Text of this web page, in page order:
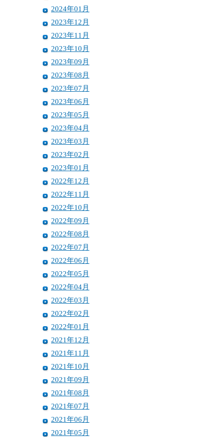
2024年01月
2023年12月
2023年11月
2023年10月
2023年09月
2023年08月
2023年07月
2023年06月
2023年05月
2023年04月
2023年03月
2023年02月
2023年01月
2022年12月
2022年11月
2022年10月
2022年09月
2022年08月
2022年07月
2022年06月
2022年05月
2022年04月
2022年03月
2022年02月
2022年01月
2021年12月
2021年11月
2021年10月
2021年09月
2021年08月
2021年07月
2021年06月
2021年05月